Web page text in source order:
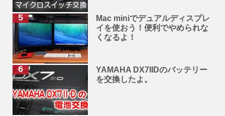
Mac miniでデュアルディスプレ
イを使おう！便利でやめられな
くなるよ！
YAMAHA DX7IIDのバッテリー
を交換したよ。